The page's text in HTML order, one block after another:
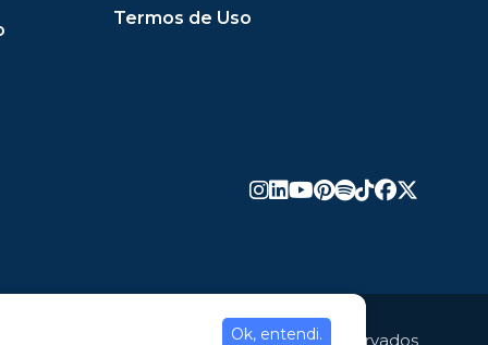
Termos de Uso
Copyright © 2020. Todos os direitos reservados
Ok, entendi.